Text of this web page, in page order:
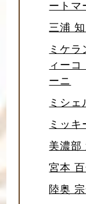
ートマ
三浦 知
ミケ
ィーコ
ーニ
ミシェ
ミッキ
美濃部
宮本
陸奥